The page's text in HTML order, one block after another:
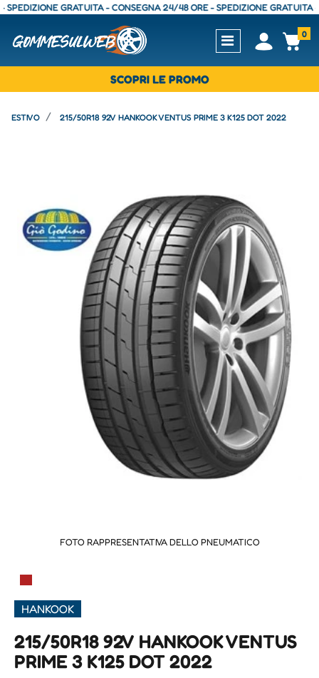
GRATUITA - CONSEGNA 24/48 ORE - SPEDIZIONE GRATUITA -
Open0
SCOPRI LE PROMO
ESTIVO 215/50R18 92V HANKOOK VENTUS PRIME 3 K125 DOT 2022
FOTO RAPPRESENTATIVA DELLO PNEUMATICO
▀
HANKOOK
215/50R18 92V HANKOOK VENTUS
PRIME 3 K125 DOT 2022